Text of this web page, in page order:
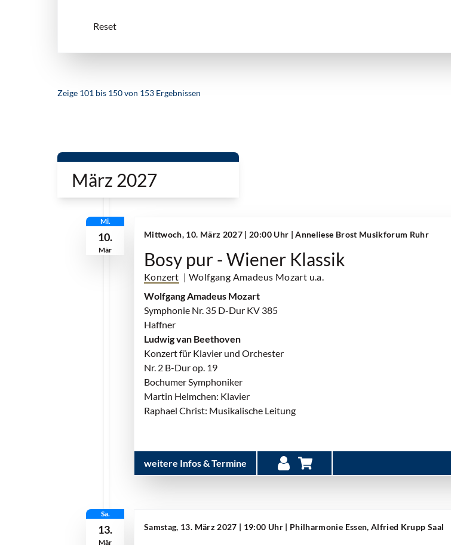
Zeige 101 bis 150von 153 Ergebnissen
März 2027
Mi.
10.
Mär
Mittwoch, 10. März 2027 | 20:00 Uhr | Anneliese Brost Musikforum Ruhr
Bosy pur - Wiener Klassik
Konzert | Wolfgang Amadeus Mozart u.a.
Wolfgang Amadeus Mozart
Symphonie Nr. 35 D-Dur KV 385
Haffner
Ludwig van Beethoven
Konzert für Klavier und Orchester
Nr. 2 B-Dur op. 19
Bochumer Symphoniker
Martin Helmchen: Klavier
Raphael Christ: Musikalische Leitung
weitere Infos & Termine
Sa.
13.
Mär
Samstag, 13. März 2027 | 19:00 Uhr | Philharmonie Essen, Alfried Krupp Saal